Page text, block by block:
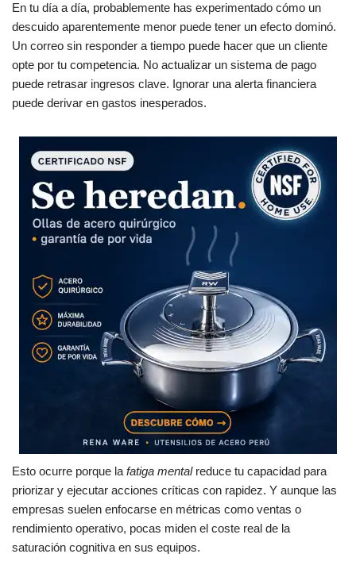
En tu día a día, probablemente has experimentado cómo un
descuido aparentemente menor puede tener un efecto dominó.
Un correo sin responder a tiempo puede hacer que un cliente
opte por tu competencia. No actualizar un sistema de pago
puede retrasar ingresos clave. Ignorar una alerta financiera
puede derivar en gastos inesperados.
Esto ocurre porque la fatiga mentalreduce tu capacidad para
priorizar y ejecutar acciones críticas con rapidez. Y aunque las
empresas suelen enfocarse en métricas como ventas o
rendimiento operativo, pocas miden el coste real de la
saturación cognitiva en sus equipos.